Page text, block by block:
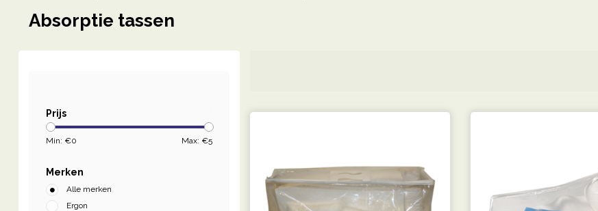
Absorptie tassen
Prijs
Min: €0 Max: €5
Merken
Alle merken
Ergon